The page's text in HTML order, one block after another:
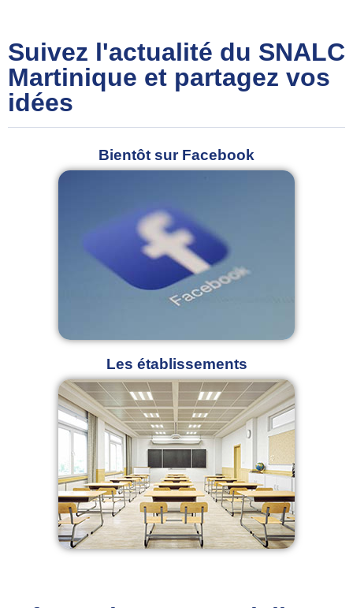
Suivez l'actualité du SNALC
Martinique et partagez vos
idées
Bientôt sur Facebook
Les établissements